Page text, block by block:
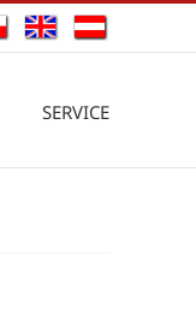
SERVICE